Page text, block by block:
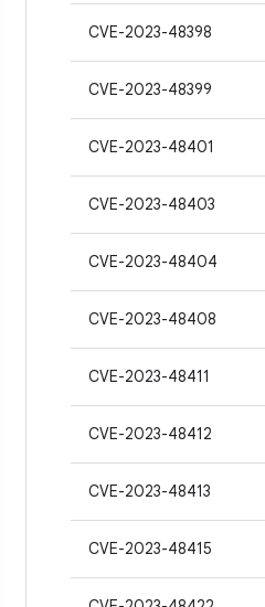
CVE-2023-48398
CVE-2023-48399
CVE-2023-48401
CVE-2023-48403
CVE-2023-48404
CVE-2023-48408
CVE-2023-48411
CVE-2023-48412
CVE-2023-48413
CVE-2023-48415